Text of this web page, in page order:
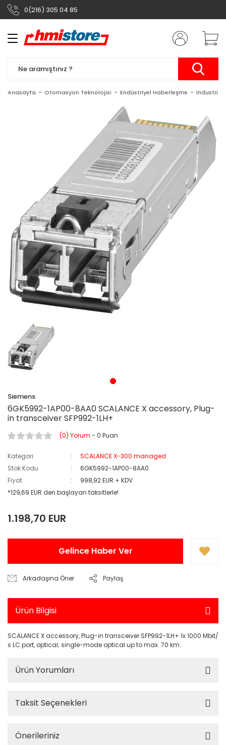
0(216) 305 04 85
Anasayfa Otomasyon Teknolojisi Endüstriyel Haberleşme Industrial
Siemens
6GK5992-1AP00-8AA0 SCALANCE X accessory, Plug-
in transceiver SFP992-1LH+
(0) Yorum - 0 Puan
Kategori
SCALANCE X-300 managed
Stok Kodu
6GK5992-1AP00-8AA0
Fiyat
998,92 EUR + KDV
*129,69 EUR den başlayan taksitlerle!
1.198,70 EUR
Gelince Haber Ver
Arkadaşına Öner Paylaş
Ürün Bilgisi
SCALANCE X accessory, Plug-in transceiver SFP992-1LH+ 1x 1000 Mbit/
s LC port, optical; single-mode optical up to max. 70 km.
Ürün Yorumları
Taksit Seçenekleri
Önerileriniz